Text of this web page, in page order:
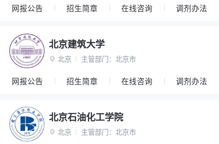
网报公告 招生简章 在线咨询 调剂办法
北京建筑大学
 北京 主管部门： 北京市
网报公告 招生简章 在线咨询 调剂办法
北京石油化工学院
 北京 主管部门： 北京市